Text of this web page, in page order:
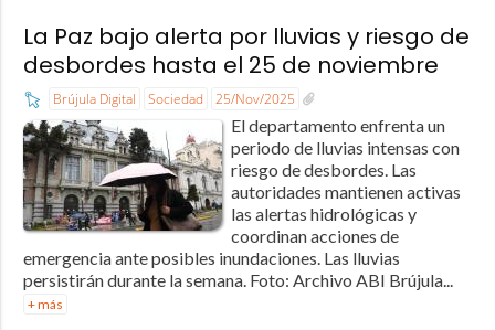
La Paz bajo alerta por lluvias y riesgo de
desbordes hasta el 25 de noviembre
Brújula Digital Sociedad 25/Nov/2025
El departamento enfrenta un
periodo de lluvias intensas con
riesgo de desbordes. Las
autoridades mantienen activas
las alertas hidrológicas y
coordinan acciones de
emergencia ante posibles inundaciones. Las lluvias
persistirán durante la semana. Foto: Archivo ABI Brújula...
+ más